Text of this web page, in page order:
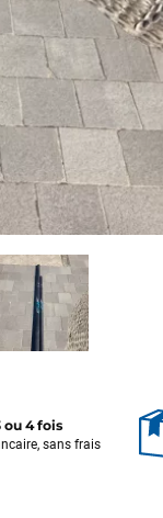
ou 4 fois
sans frais